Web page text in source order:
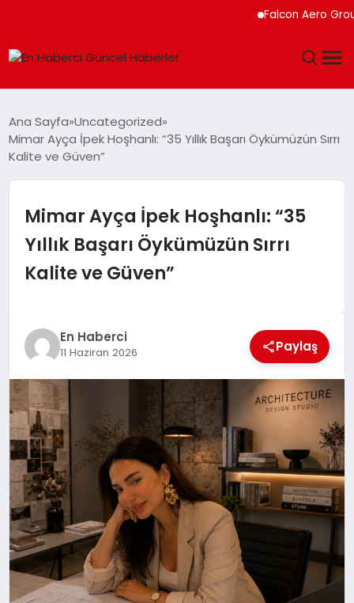
Falcon Aero Group,
SPOR
MAGAZIN
EKONOMI
EĞITIM
SIYASET
Ana Sayfa Uncategorized
Mimar Ayça İpek Hoşhanlı: “35 Yıllık Başarı Öykümüzün Sırrı
Kalite ve Güven”
Mimar Ayça İpek Hoşhanlı: “35
Yıllık Başarı Öykümüzün Sırrı
Kalite ve Güven”
En Haberci
11 Haziran 2026 Paylaş